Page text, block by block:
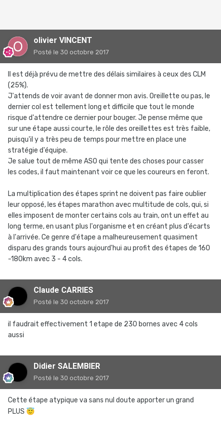
olivier VINCENT
Posté le 30 octobre 2017
Il est déjà prévu de mettre des délais similaires à ceux des CLM
(25%).
J'attends de voir avant de donner mon avis. Oreillette ou pas, le
dernier col est tellement long et difficile que tout le monde
risque d'attendre ce dernier pour bouger. Je pense même que
sur une étape aussi courte, le rôle des oreillettes est très faible,
puisqu'il y a très peu de temps pour mettre en place une
stratégie d'équipe.
Je salue tout de même ASO qui tente des choses pour casser
les codes, il faut maintenant voir ce que les coureurs en feront.
La multiplication des étapes sprint ne doivent pas faire oublier
leur opposé, les étapes marathon avec multitude de cols, qui, si
elles imposent de monter certains cols au train, ont un effet au
long terme, en usant plus l'organisme et en créant plus d'écarts
à l'arrivée. Ce genre d'étape a malheureusement quasiment
disparu des grands tours aujourd'hui au profit des étapes de 160
-180km avec 3 - 4 cols.
Claude CARRIES
Posté le 30 octobre 2017
il faudrait effectivement 1 etape de 230 bornes avec 4 cols
aussi
Didier SALEMBIER
Posté le 30 octobre 2017
Cette étape atypique va sans nul doute apporter un grand
PLUS 😇